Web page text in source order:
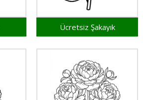
Ücretsiz Şakayık